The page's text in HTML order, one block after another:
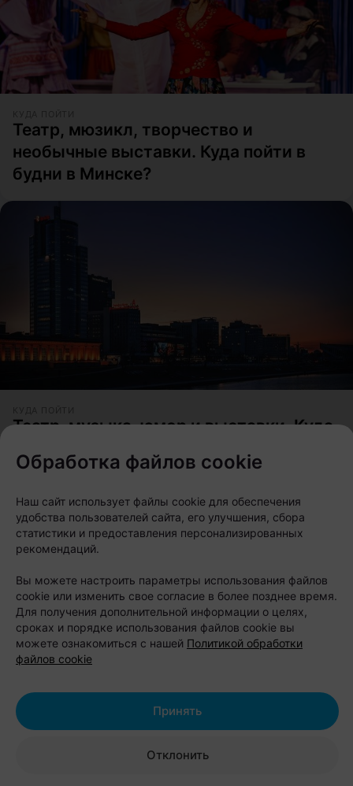
Театр, мюзикл, творчество и
необычные выставки. Куда пойти в
будни в Минске?
Театр, музыка, юмор и выставки. Куда
Кино, бизнес и искусство. Куда пойти в
будни в Минске?
Обработка файлов cookie
Наш сайт использует файлы cookie для обеспечения
удобства пользователей сайта, его улучшения, сбора
статистики и предоставления персонализированных
рекомендаций.
Вы можете настроить параметры использования файлов
cookie или изменить свое согласие в более позднее время.
Для получения дополнительной информации о целях,
сроках и порядке использования файлов cookie вы
можете ознакомиться с нашей Политикой обработки
файлов cookie
Отклонить
Принять